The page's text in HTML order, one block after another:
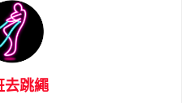
去跳繩